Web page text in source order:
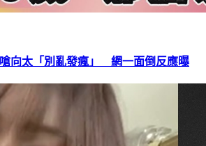
向太「別亂發瘋」 網一面倒反應曝